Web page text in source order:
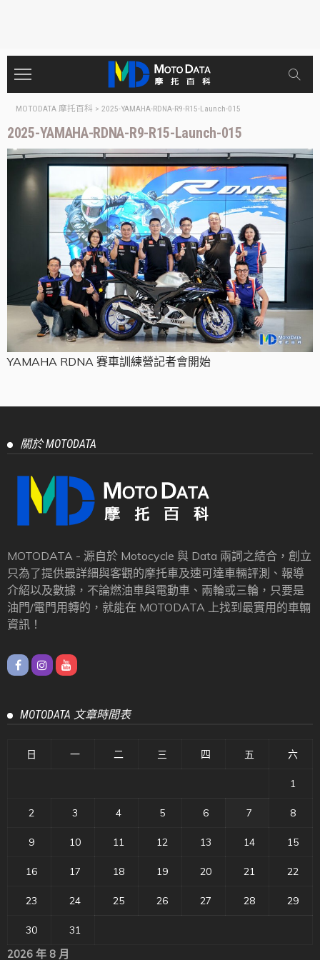
MOTODATA 摩托百科 > 2025-YAMAHA-RDNA-R9-R15-Launch-015
2025-YAMAHA-RDNA-R9-R15-Launch-015
YAMAHA RDNA 賽車訓練營記者會開始
關於 MOTODATA
MOTODATA - 源自於 Motocycle 與 Data 兩詞之結合，創立
只為了提供最詳細與客觀的摩托車及速可達車輛評測、報導
介紹以及數據，不論燃油車與電動車、兩輪或三輪，只要是
油門/電門用轉的，就能在 MOTODATA 上找到最實用的車輛
資訊！
MOTODATA 文章時間表
2026 年 8 月
日 一 二 三 四 五 六
1
2 3 4 5 6 7 8
9 10 11 12 13 14 15
16 17 18 19 20 21 22
23 24 25 26 27 28 29
30 31